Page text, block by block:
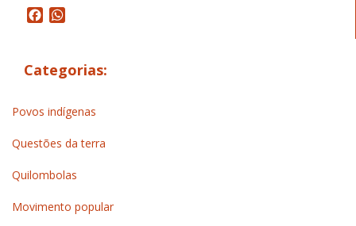
Facebook
Categorias:
Povos indígenas
Questões da terra
Quilombolas
Movimento popular